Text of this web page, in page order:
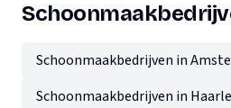
Schoonmaakbedrijven in
Schoonmaakbedrijven in